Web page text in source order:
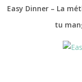
Easy Dinner – La
tu